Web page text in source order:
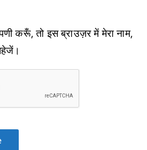
करूँ, तो इस ब्राउज़र में मेरा नाम,